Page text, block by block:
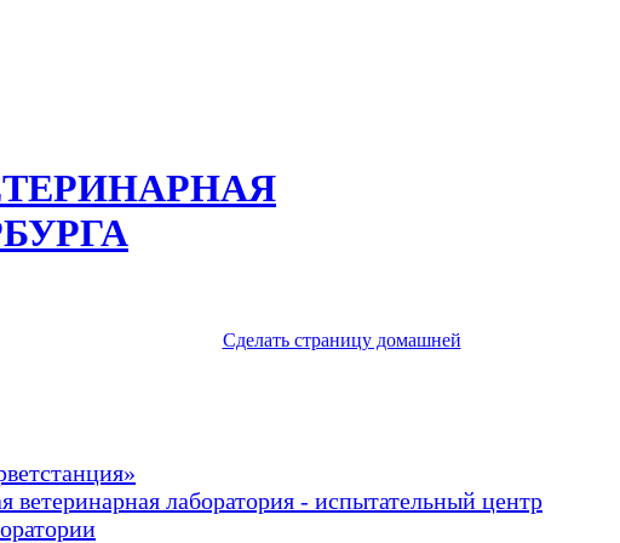
Сделать страницу домашней
ветеринарная лаборатория - испытательный центр